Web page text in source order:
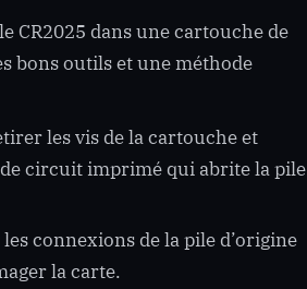
CR2025 dans une cartouche de
bons outils et une méthode
les vis de la cartouche et
circuit imprimé qui abrite la pile
connexions de la pile d’origine
la carte.